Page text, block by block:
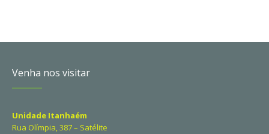
Venha nos visitar
Unidade Itanhaém
Rua Olímpia, 387 – Satélite